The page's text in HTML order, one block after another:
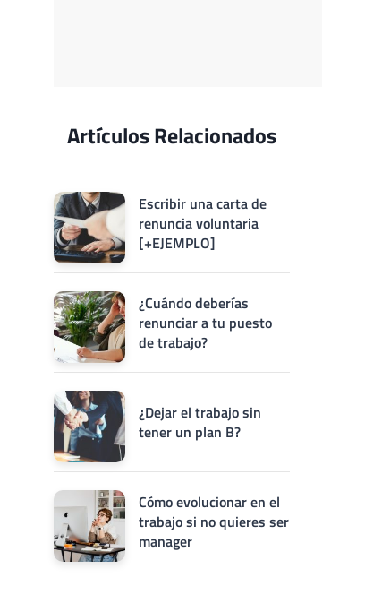
Artículos Relacionados
Escribir una carta de
renuncia voluntaria
[+EJEMPLO]
¿Cuándo deberías
renunciar a tu puesto
de trabajo?
¿Dejar el trabajo sin
tener un plan B?
Cómo evolucionar en el
trabajo si no quieres ser
manager